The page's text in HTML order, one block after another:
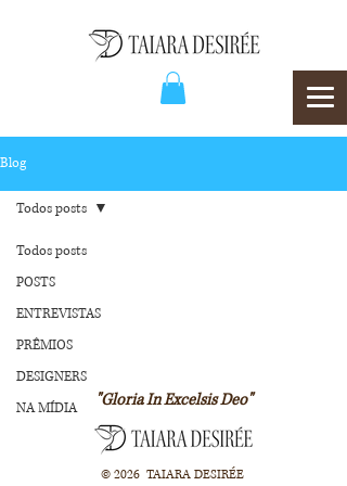
Blog
Todos posts
POSTS
ENTREVISTAS
PRÊMIOS
DESIGNERS
NA MÍDIA
Todos posts
"Gloria In Excelsis Deo"
© 2026 TAIARA DESIRÉE